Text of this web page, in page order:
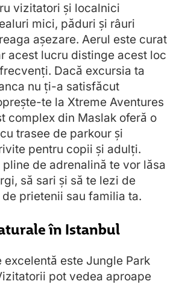
vizitatori și localnici
mici, păduri și râuri
așezare. Aerul este curat
acest lucru distinge acest loc
Dacă excursia ta
nu ți-a satisfăcut
te la Xtreme Aventures
complex din Maslak oferă o
trasee de parkour și
pentru copii și adulți.
de adrenalină te vor lăsa
să sari și să te lezi de
prietenii sau familia ta.
în Istanbul
excelentă este Jungle Park
pot vedea aproape